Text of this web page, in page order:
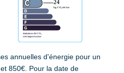
annuelles d'énergie pour un
850€. Pour la date de